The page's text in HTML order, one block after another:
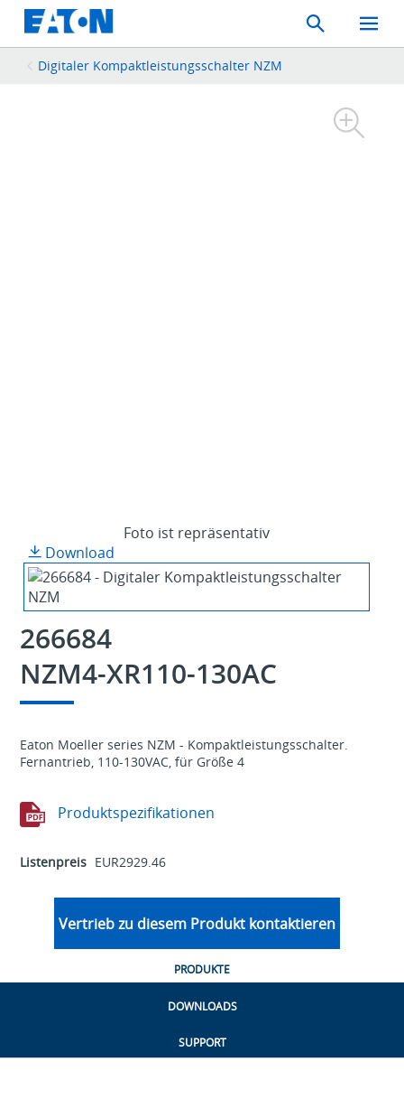
Search
Toggle
Mobile
Digitaler Kompaktleistungsschalter NZM
Foto ist repräsentativ
Download
266684
NZM4-XR110-130AC
Eaton Moeller series NZM - Kompaktleistungsschalter.
Fernantrieb, 110-130VAC, für Größe 4
Produktspezifikationen
Listenpreis EUR2929.46
Vertrieb zu diesem Produkt kontaktieren
PRODUKTE
DOWNLOADS
SUPPORT